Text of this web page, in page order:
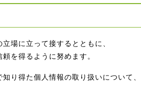
場に立って接するとともに、
を得るように努めます。
り得た個人情報の取り扱いについて、